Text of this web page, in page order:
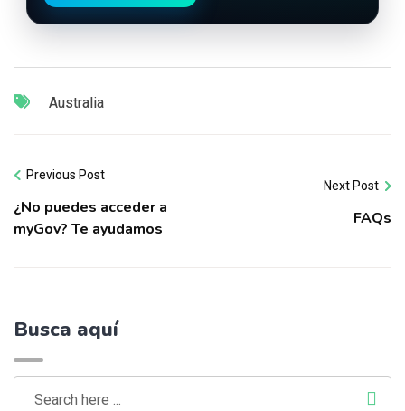
Australia
Previous Post
¿No puedes acceder a
myGov? Te ayudamos
Next Post
FAQs
Busca aquí